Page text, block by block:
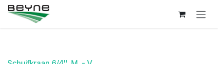
Overslaan naar inhoud